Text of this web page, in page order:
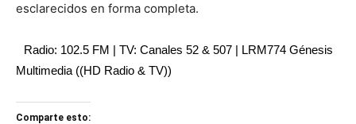
esclarecidos en forma completa.
Radio: 102.5 FM | TV: Canales 52 & 507 | LRM774 Génesis
Multimedia ((HD Radio & TV))
Comparte esto: